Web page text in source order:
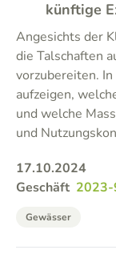
künftige
Angesichts der
die Talschaften
vorzubereiten.
aufzeigen,
und welche
und
17.10.2024
Geschäft
Gewässer